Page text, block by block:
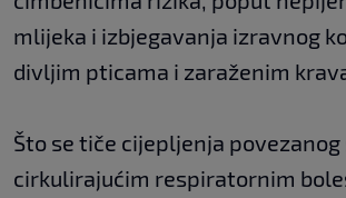
mlijeka i izbjegavanja izravnog
divljim pticama i zaraženim
Što se tiče cijepljenja povezanog
cirkulirajućim respiratornim